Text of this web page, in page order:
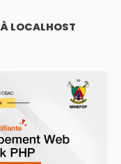
LOCALHOST